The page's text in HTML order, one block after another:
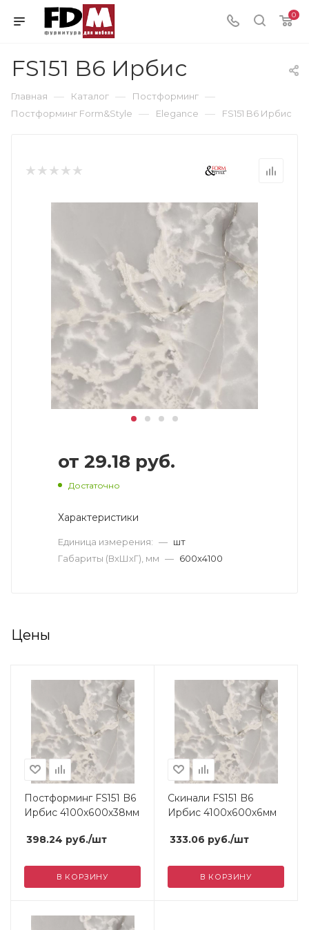
0
FS151 B6 Ирбис
Главная — Каталог — Постформинг —
Постформинг Form&Style — Elegance — FS151 B6 Ирбис
от 29.18 руб.
Достаточно
Характеристики
Единица измерения: — шт
Габариты (ВхШхГ), мм — 600x4100
Цены
Постформинг FS151 B6
Ирбис 4100х600х38мм
398.24 руб./шт
В КОРЗИНУ
Скинали FS151 B6
Ирбис 4100х600х6мм
333.06 руб./шт
В КОРЗИНУ